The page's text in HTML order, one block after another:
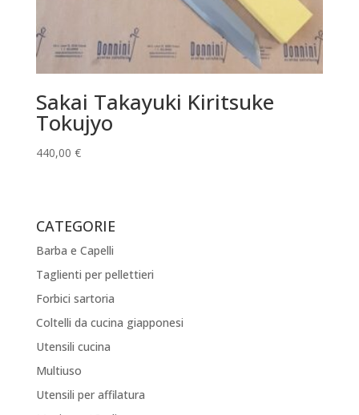
Sakai Takayuki Kiritsuke
Tokujyo
440,00 €
CATEGORIE
Barba e Capelli
Taglienti per pellettieri
Forbici sartoria
Coltelli da cucina giapponesi
Utensili cucina
Multiuso
Utensili per affilatura